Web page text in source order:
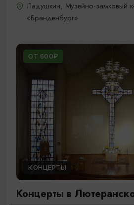
Ладушкин, Музейно-замковый
«Бранденбург»
ОТ 600₽
КОНЦЕРТЫ
Концерты в